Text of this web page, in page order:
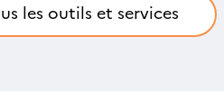
les outils et services